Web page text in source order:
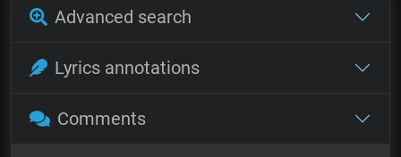
Advanced search
Lyrics annotations
Comments